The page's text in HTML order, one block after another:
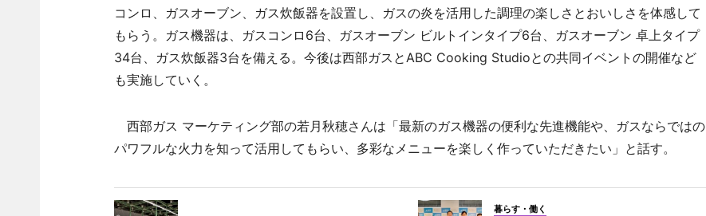
コンロ、ガスオーブン、ガス炊飯器を設置し、ガスの炎を活用した調理の楽しさとおいしさを体感して
もらう。ガス機器は、ガスコンロ6台、ガスオーブン ビルトインタイプ6台、ガスオーブン 卓上タイプ
34台、ガス炊飯器3台を備える。今後は西部ガスとABC Cooking Studioとの共同イベントの開催など
も実施していく。
西部ガス マーケティング部の若月秋穂さんは「最新のガス機器の便利な先進機能や、ガスならではの
パワフルな火力を知って活用してもらい、多彩なメニューを楽しく作っていただきたい」と話す。
暮らす・働く